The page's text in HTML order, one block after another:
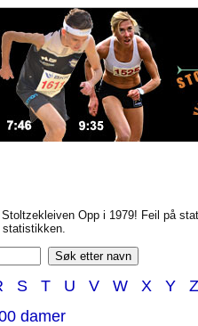
Opp i 1979! Feil på
S T U V W X Y Z
damer